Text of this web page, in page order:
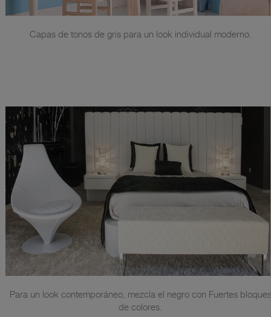
Capas de tonos de gris para un look individual moderno.
Para un look contemporáneo, mezcla el negro con Fuertes bloques
de colores.